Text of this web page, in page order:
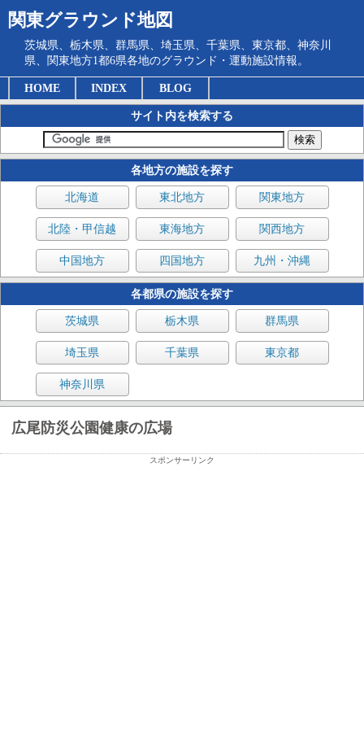
関東グラウンド地図
茨城県、栃木県、群馬県、埼玉県、千葉県、東京都、神奈川
県、関東地方1都6県各地のグラウンド・運動施設情報。
HOME INDEX BLOG
サイト内を検索する
各地方の施設を探す
北海道 東北地方 関東地方
北陸・甲信越 東海地方 関西地方
中国地方 四国地方 九州・沖縄
各都県の施設を探す
茨城県 栃木県 群馬県
埼玉県 千葉県 東京都
神奈川県
広尾防災公園健康の広場
スポンサーリンク